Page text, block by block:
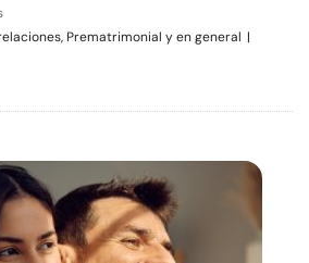
Prematrimonial y en general |